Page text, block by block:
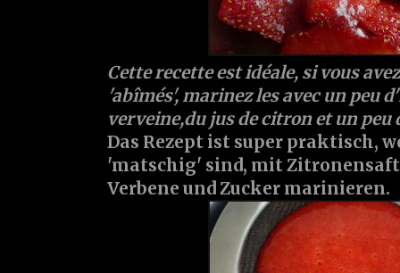
Cette recette est idéale, si vous
'abîmés', marinez les avec un peu
verveine,du jus de citron et un peu
Das Rezept ist super praktisch,
'matschig' sind, mit
Verbene und Zucker marinieren.